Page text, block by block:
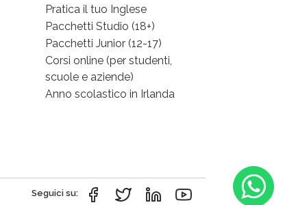
Pratica il tuo Inglese
Pacchetti Studio (18+)
Pacchetti Junior (12-17)
Corsi online (per studenti,
scuole e aziende)
Anno scolastico in Irlanda
Seguici su: